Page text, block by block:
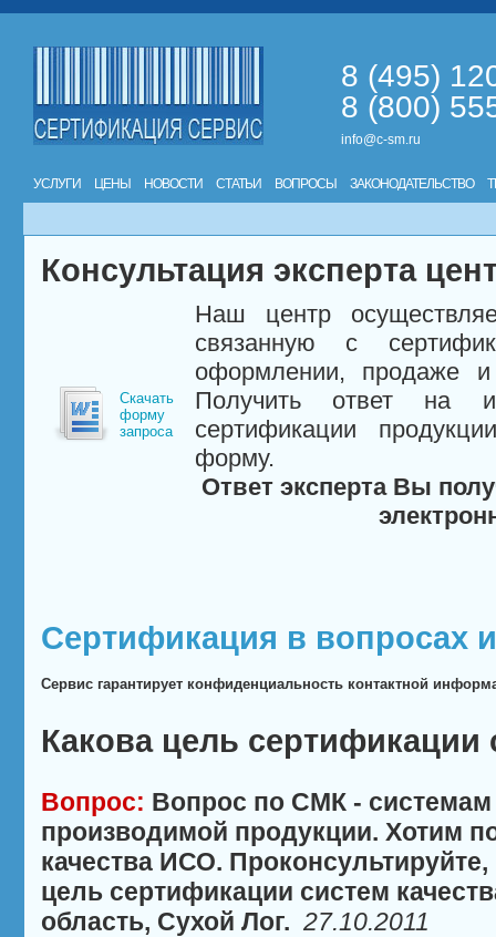
8 (495)
8 (800)
info@c-sm.ru
УСЛУГИ ЦЕНЫ НОВОСТИ СТАТЬИ ВОПРОСЫ ЗАКОНОДАТЕЛЬСТВО
Консультация эксперта
Скачать
форму
запроса
Наш центр
связанную с
оформлении, продаже и
Получить ответ на
сертификации
форму.
Ответ эксперта Вы
Сертификация в вопросах
Сервис гарантирует конфиденциальность контактной
Какова цель сертификации
Вопрос: Вопрос по СМК - системам
производимой продукции. Хотим
качества ИСО.
цель сертификации систем
область, Сухой Лог. 27.10.2011